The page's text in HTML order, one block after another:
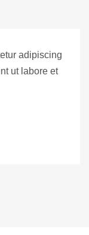
adipiscing
ut labore et